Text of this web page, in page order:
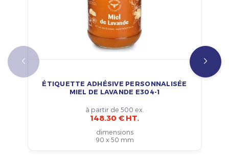
ÉTIQUETTE ADHÉSIVE PERSONNALISÉE
MIEL DE LAVANDE E304-1
à partir de 500 ex.
148.30 € HT.
dimensions
90 x 50 mm